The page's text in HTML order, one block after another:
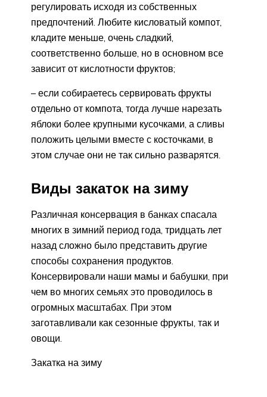
регулировать исходя из собственных
предпочтений. Любите кисловатый компот,
кладите меньше, очень сладкий,
соответственно больше, но в основном все
зависит от кислотности фруктов;
– если собираетесь сервировать фрукты
отдельно от компота, тогда лучше нарезать
яблоки более крупными кусочками, а сливы
положить целыми вместе с косточками, в
этом случае они не так сильно разварятся.
Виды закаток на зиму
Различная консервация в банках спасала
многих в зимний период года, тридцать лет
назад сложно было представить другие
способы сохранения продуктов.
Консервировали наши мамы и бабушки, при
чем во многих семьях это проводилось в
огромных масштабах. При этом
заготавливали как сезонные фрукты, так и
овощи.
Закатка на зиму